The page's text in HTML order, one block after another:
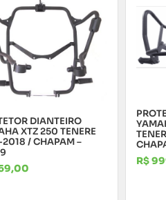
DIANTEIRO
XTZ 250 TENERE
/ CHAPAM –
R$